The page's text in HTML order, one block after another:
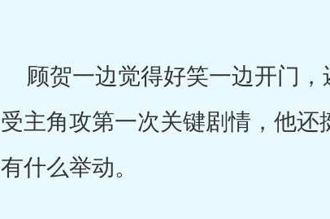
顾贺一边觉得好笑一边开门，
受主角攻第一次关键剧情，他
有什么举动。